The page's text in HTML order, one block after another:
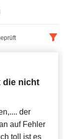
die nicht
der
auf Fehler
toll ist es